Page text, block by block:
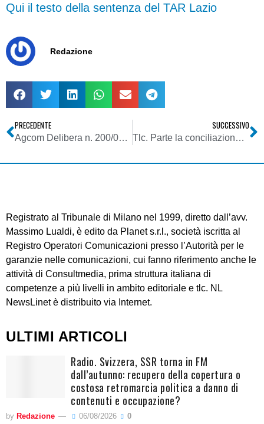
Qui il testo della sentenza del TAR Lazio
Redazione
PRECEDENTE
Agcom Delibera n. 200/08/CONS – Piani assegnazione frequenze DVB-T – Riunione del 19/12/08
SUCCESSIVO
Tlc. Parte la conciliazione con Fastweb
Registrato al Tribunale di Milano nel 1999, diretto dall’avv.
Massimo Lualdi, è edito da Planet s.r.l., società iscritta al
Registro Operatori Comunicazioni presso l’Autorità per le
garanzie nelle comunicazioni, cui fanno riferimento anche le
attività di Consultmedia, prima struttura italiana di
competenze a più livelli in ambito editoriale e tlc. NL
NewsLinet è distribuito via Internet.
ULTIMI ARTICOLI
Radio. Svizzera, SSR torna in FM
dall’autunno: recupero della copertura o
costosa retromarcia politica a danno di
contenuti e occupazione?
by Redazione 06/08/2026 0